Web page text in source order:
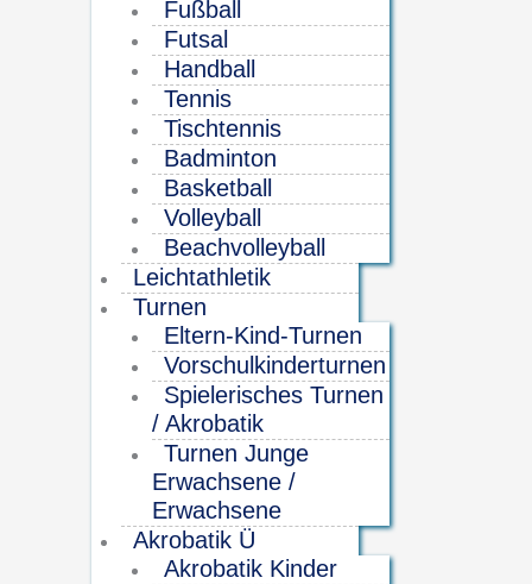
Fußball
Futsal
Handball
Tennis
Tischtennis
Badminton
Basketball
Volleyball
Beachvolleyball
Leichtathletik
Turnen
Eltern-Kind-Turnen
Vorschulkinderturnen
Spielerisches Turnen
/ Akrobatik
Turnen Junge
Erwachsene /
Erwachsene
Akrobatik Ü
Akrobatik Kinder